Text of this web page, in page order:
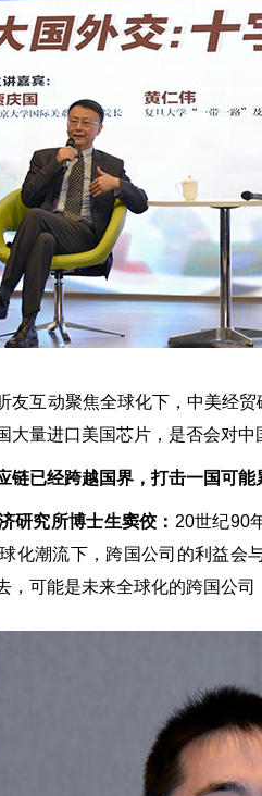
友互动聚焦全球化下，中美经
大量进口美国芯片，是否会对
链已经跨越国界，打击一国可能
研究所博士生窦佼： 20世纪90
化潮流下，跨国公司的利益
，可能是未来全球化的跨国公